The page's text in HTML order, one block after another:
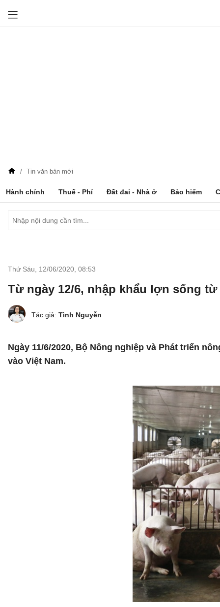
Tin văn bản mới
Hành chính Thuế - Phí Đất đai - Nhà ở Bảo hiểm
Thứ Sáu, 12/06/2020 08:53
Từ ngày 12/6, nhập khẩu lợn sống từ
Tác giả: Tình Nguyễn
Ngày 11/6/2020, Bộ Nông nghiệp và Phát triển
vào Việt Nam.